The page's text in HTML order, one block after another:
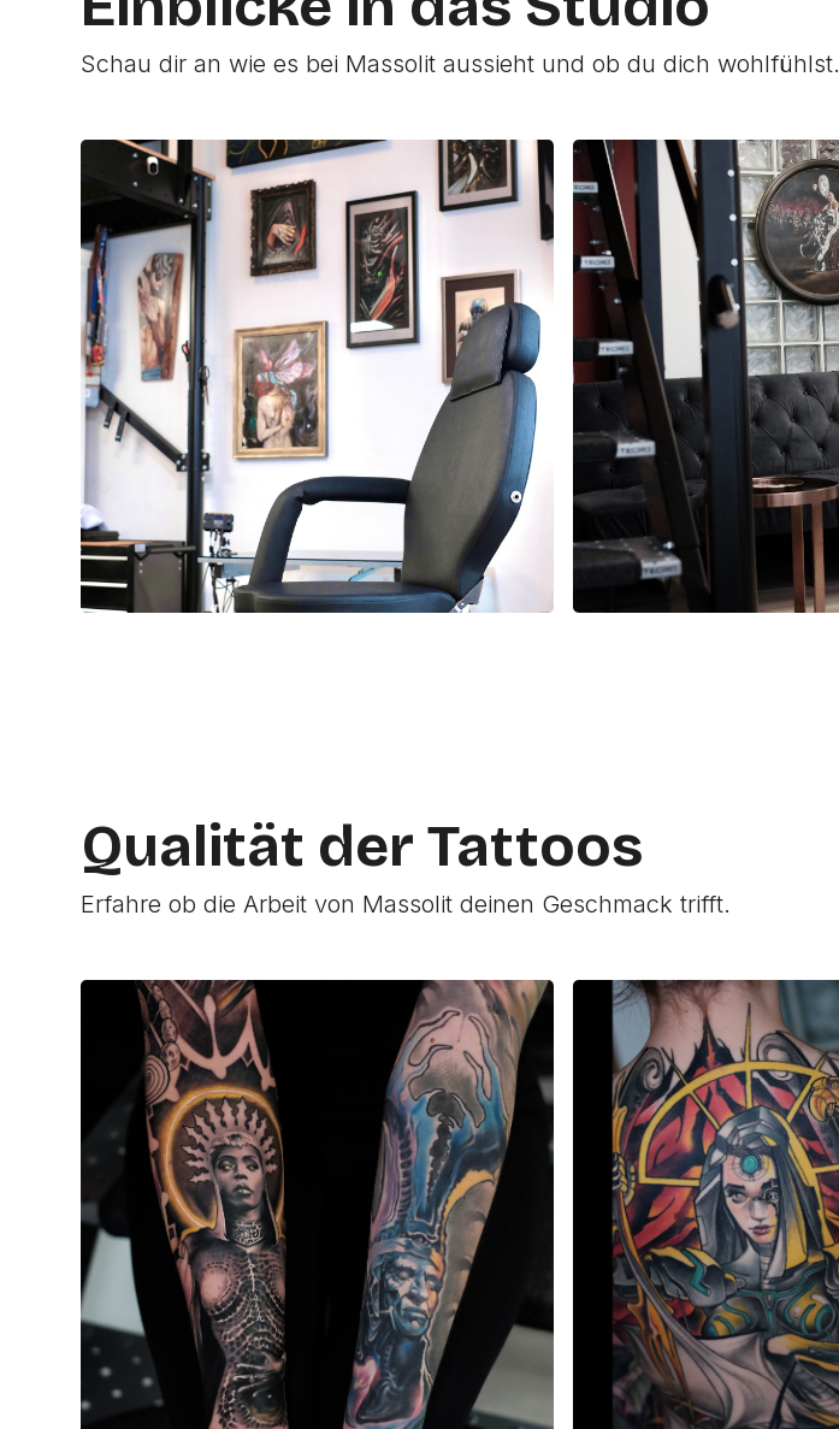
Schau dir an wie es bei Massolit aussieht und ob du dich wohlfühlst.
Qualität der Tattoos
Erfahre ob die Arbeit von Massolit deinen Geschmack trifft.